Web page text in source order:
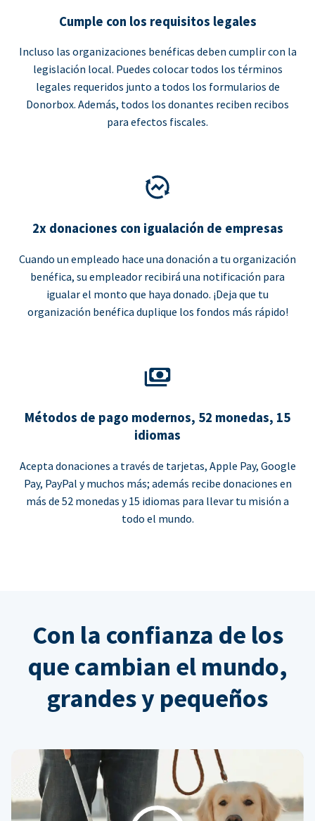
Cumple con los requisitos legales
Incluso las organizaciones benéficas deben cumplir con la
legislación local. Puedes colocar todos los términos
legales requeridos junto a todos los formularios de
Donorbox. Además, todos los donantes reciben recibos
para efectos fiscales.
2x donaciones con igualación de empresas
Cuando un empleado hace una donación a tu organización
benéfica, su empleador recibirá una notificación para
igualar el monto que haya donado. ¡Deja que tu
organización benéfica duplique los fondos más rápido!
Métodos de pago modernos, 52 monedas, 15
idiomas
Acepta donaciones a través de tarjetas, Apple Pay, Google
Pay, PayPal y muchos más; además recibe donaciones en
más de 52 monedas y 15 idiomas para llevar tu misión a
todo el mundo.
Con la confianza de los
que cambian el mundo,
grandes y pequeños